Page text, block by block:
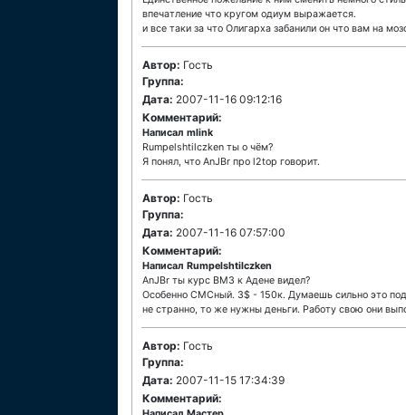
впечатление что кругом одиум выражается.
и все таки за что Олигарха забанили он что вам на
Автор: Гость
Группа:
Дата: 2007-11-16 09:12:16
Комментарий:
Написал mlink
Rumpelshtilczken ты о чём?
Я понял, что AnJBr про l2top говорит.
Автор: Гость
Группа:
Дата: 2007-11-16 07:57:00
Комментарий:
Написал Rumpelshtilczken
AnJBr ты курс ВМЗ к Адене видел?
Особенно СМСный. 3$ - 150к. Думаешь сильно это
не странно, то же нужны деньги. Работу свою они
Автор: Гость
Группа:
Дата: 2007-11-15 17:34:39
Комментарий: